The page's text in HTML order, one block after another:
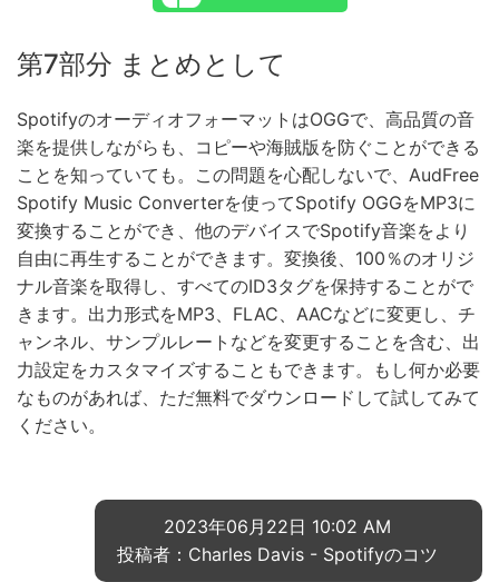
第7部分 まとめとして
SpotifyのオーディオフォーマットはOGGで、高品質の音
楽を提供しながらも、コピーや海賊版を防ぐことができる
ことを知っていても。この問題を心配しないで、AudFree
Spotify Music Converterを使ってSpotify OGGをMP3に
変換することができ、他のデバイスでSpotify音楽をより
自由に再生することができます。変換後、100％のオリジ
ナル音楽を取得し、すべてのID3タグを保持することがで
きます。出力形式をMP3、FLAC、AACなどに変更し、チ
ャンネル、サンプルレートなどを変更することを含む、出
力設定をカスタマイズすることもできます。もし何か必要
なものがあれば、ただ無料でダウンロードして試してみて
ください。
2023年06月22日 10:02 AM
投稿者：Charles Davis - Spotifyのコツ